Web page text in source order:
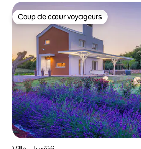
Coup de cœur voyageurs
Coup de cœur voyageurs